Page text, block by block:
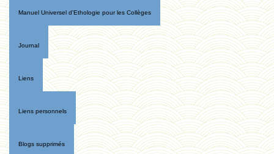
Manuel Universel d'Ethologie pour les Collèges
Journal
Liens
Liens personnels
Blogs supprimés